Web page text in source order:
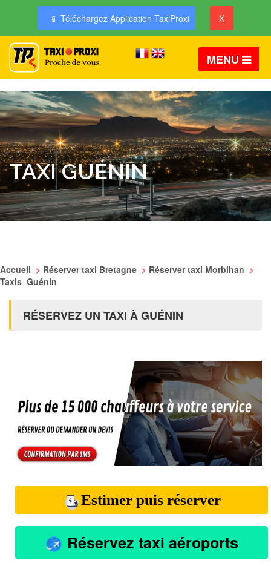
📱 Téléchargez Application TaxiProxi X
MENU
TAXI GUÉNIN
Accueil > Réserver taxi Bretagne > Réserver taxi Morbihan >
Taxis Guénin
RÉSERVEZ UN TAXI À GUÉNIN
Estimer puis réserver
Réservez taxi aéroports